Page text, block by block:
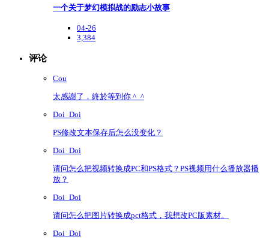
一个关于梦幻模拟战的励志小故事
04-26
3,384
评论
Cou
太感謝了，終於等到你 ^_^
Doi_Doi
PS修改文本保存后怎么没变化？
Doi_Doi
请问怎么把视频转换成PC和PS格式？PS视频用什么播放器播
放？
Doi_Doi
请问怎么把图片转换成pct格式，我想改PC版素材。
Doi_Doi